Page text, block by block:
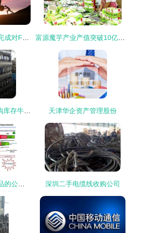
天津华企资产管理股份
深圳二手电缆线收购公司